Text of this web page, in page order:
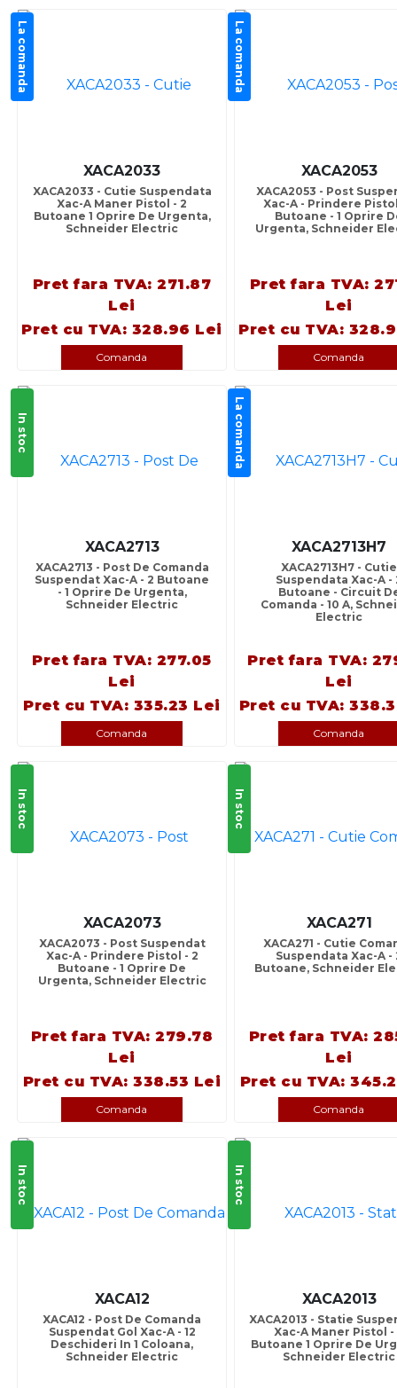
La comanda
XACA2033
XACA2033 - Cutie Suspendata
Xac-A Maner Pistol - 2
Butoane 1 Oprire De Urgenta,
Schneider Electric
Pret fara TVA: 271.87
Lei
Pret cu TVA: 328.96 Lei
Comanda
La comanda
XACA2053
XACA2053 - Post
Xac-A - Prindere
Butoane - 1 Oprire
Urgenta, Schneider
Pret fara TVA:
Lei
Pret cu TVA:
Comanda
In stoc
XACA2713
XACA2713 - Post De Comanda
Suspendat Xac-A - 2 Butoane
- 1 Oprire De Urgenta,
Schneider Electric
Pret fara TVA: 277.05
Lei
Pret cu TVA: 335.23 Lei
Comanda
La comanda
XACA2713H7
XACA2713H7 - Cutie
Suspendata Xac-A -
Butoane - Circuit
Comanda - 10 A,
Electric
Pret fara TVA:
Lei
Pret cu TVA:
Comanda
In stoc
XACA2073
XACA2073 - Post Suspendat
Xac-A - Prindere Pistol - 2
Butoane - 1 Oprire De
Urgenta, Schneider Electric
Pret fara TVA: 279.78
Lei
Pret cu TVA: 338.53 Lei
Comanda
In stoc
XACA271
XACA271 - Cutie
Suspendata Xac-A -
Butoane, Schneider
Pret fara TVA:
Lei
Pret cu TVA:
Comanda
In stoc
XACA12
XACA12 - Post De Comanda
Suspendat Gol Xac-A - 12
Deschideri In 1 Coloana,
Schneider Electric
In stoc
XACA2013
XACA2013 - Statie
Xac-A Maner Pistol -
Butoane 1 Oprire De
Schneider Electric